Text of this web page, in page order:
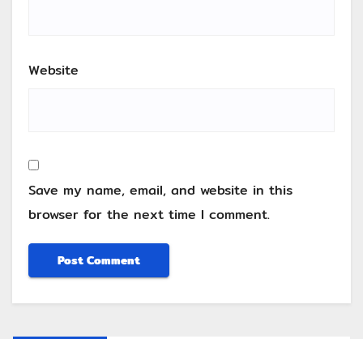
Website
Save my name, email, and website in this
browser for the next time I comment.